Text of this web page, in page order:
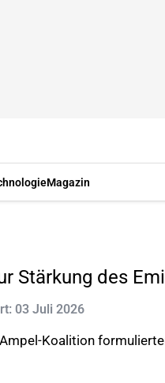
Magazin
Stärkung des
03 Juli 2026
Koalition